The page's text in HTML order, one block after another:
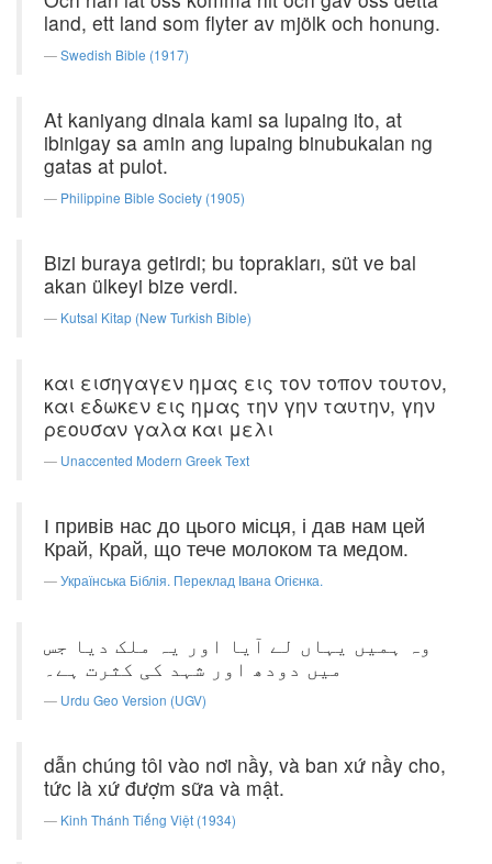
land, ett land som flyter av mjölk och honung.
Swedish Bible (1917)
At kaniyang dinala kami sa lupaing ito, at
ibinigay sa amin ang lupaing binubukalan ng
gatas at pulot.
Philippine Bible Society (1905)
Bizi buraya getirdi; bu toprakları, süt ve bal
akan ülkeyi bize verdi.
Kutsal Kitap (New Turkish Bible)
και εισηγαγεν ημας εις τον τοπον τουτον,
και εδωκεν εις ημας την γην ταυτην, γην
ρεουσαν γαλα και μελι
Unaccented Modern Greek Text
І привів нас до цього місця, і дав нам цей
Край, Край, що тече молоком та медом.
Українська Біблія. Переклад Івана Огієнка.
وہ ہمیں یہاں لے آیا اور یہ ملک دیا جس
میں دودھ اور شہد کی کثرت ہے۔
Urdu Geo Version (UGV)
dẫn chúng tôi vào nơi nầy, và ban xứ nầy cho,
tức là xứ đượm sữa và mật.
Kinh Thánh Tiếng Việt (1934)